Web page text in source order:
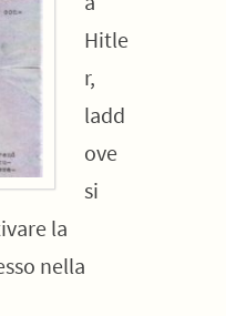
Hitle
r,
ladd
ove
si
la
nella